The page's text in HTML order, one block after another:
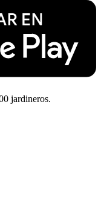
jardineros.